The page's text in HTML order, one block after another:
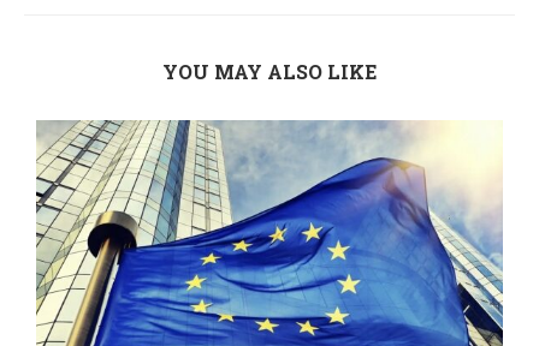
YOU MAY ALSO LIKE